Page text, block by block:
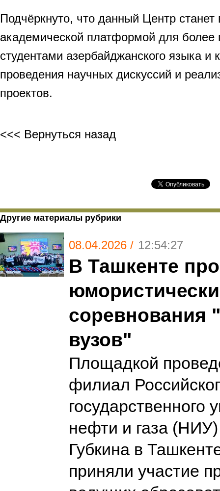
Подчёркнуто, что данный Центр станет
академической платформой для более
студентами азербайджанского языка и
проведения научных дискуссий и
проектов.
<<< Вернуться назад
Другие материалы рубрики
08.04.2026 / 12:54:27
В Ташкенте
соревнования
вузов"
Площадкой
филиал
государственного
нефти и газа
Губкина в
приняли участие